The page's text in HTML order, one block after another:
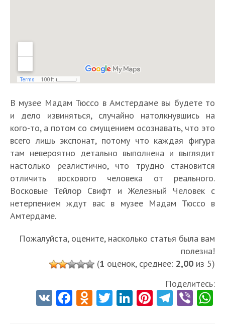
В музее Мадам Тюссо в Амстердаме вы будете то
и дело извиняться, случайно натолкнувшись на
кого-то, а потом со смущением осознавать, что это
всего лишь экспонат, потому что каждая фигура
там невероятно детально выполнена и выглядит
настолько реалистично, что трудно становится
отличить воскового человека от реального.
Восковые Тейлор Свифт и Железный Человек с
нетерпением ждут вас в музее Мадам Тюссо в
Амтердаме.
Пожалуйста, оцените, насколько статья была вам
полезна!
(1 оценок, среднее: 2,00 из 5)
Поделитесь:
V Fa O T Li Pi Te Vi